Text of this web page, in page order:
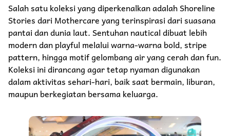
Salah satu koleksi yang diperkenalkan adalah Shoreline
Stories dari Mothercare yang terinspirasi dari suasana
pantai dan dunia laut. Sentuhan nautical dibuat lebih
modern dan playful melalui warna-warna bold, stripe
pattern, hingga motif gelombang air yang cerah dan fun.
Koleksi ini dirancang agar tetap nyaman digunakan
dalam aktivitas sehari-hari, baik saat bermain, liburan,
maupun berkegiatan bersama keluarga.